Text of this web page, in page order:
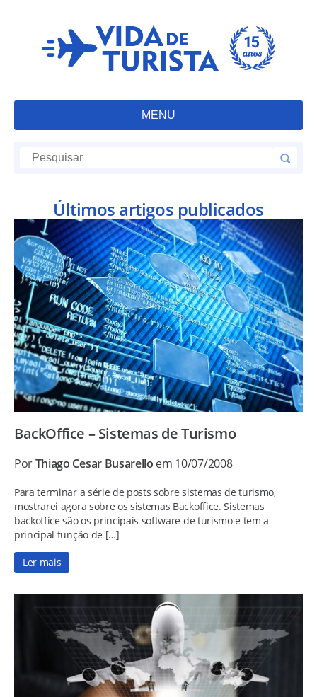
MENU
Últimos artigos publicados
BackOffice – Sistemas de Turismo
PorThiago Cesar Busarello em 10/07/2008
Para terminar a série de posts sobre sistemas de turismo,
mostrarei agora sobre os sistemas Backoffice. Sistemas
backoffice são os principais software de turismo e tem a
principal função de […]
Ler mais